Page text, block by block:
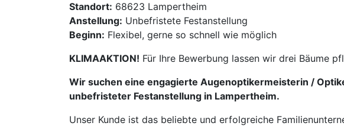
Standort: 68623 Lampertheim
Anstellung: Unbefristete Festanstellung
Beginn: Flexibel, gerne so schnell wie möglich
KLIMAAKTION! Für Ihre Bewerbung lassen wir drei Bäume
Wir suchen eine engagierte Augenoptikermeisterin /
unbefristeter Festanstellung in Lampertheim.
Unser Kunde ist das beliebte und erfolgreiche